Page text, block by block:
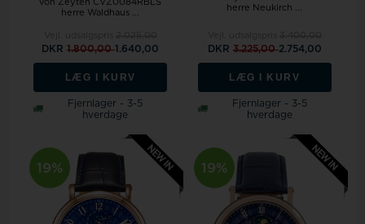
herre Waldhaus ...
DKR1.800,001.640,00
LÆG I KURV
Fjernlager - 3-5
hverdage
herre Neukirch ...
DKR 3.225,002.754,00
LÆG I KURV
Fjernlager - 3-5
hverdage
19% 19%